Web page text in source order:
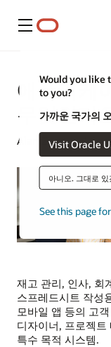
메뉴
Would you like
to you?
가까운 국가의
Visit Oracle
아니오. 그대로 있
See this page
애플리케
무엇인가
Alan Zeichick |
재고 관리, 인사, 회
스프레드시트 작성
모바일 앱 등의 고
디자이너, 프로젝
특수 목적 시스템.